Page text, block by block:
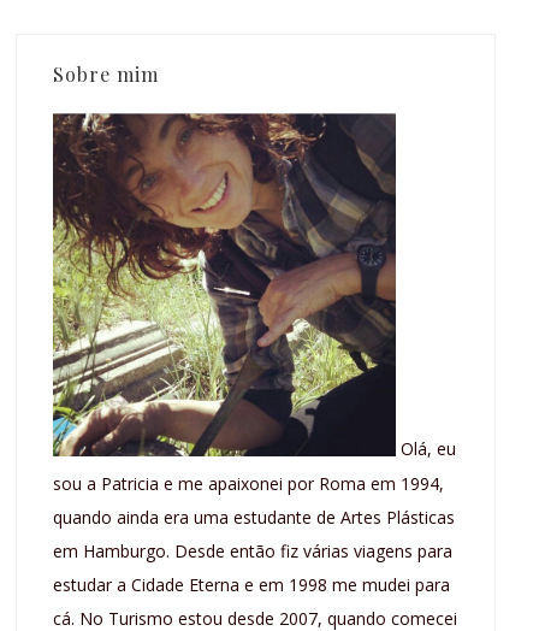
Sobre mim
Olá, eu
sou a Patricia e me apaixonei por Roma em 1994,
quando ainda era uma estudante de Artes Plásticas
em Hamburgo. Desde então fiz várias viagens para
estudar a Cidade Eterna e em 1998 me mudei para
cá. No Turismo estou desde 2007, quando comecei